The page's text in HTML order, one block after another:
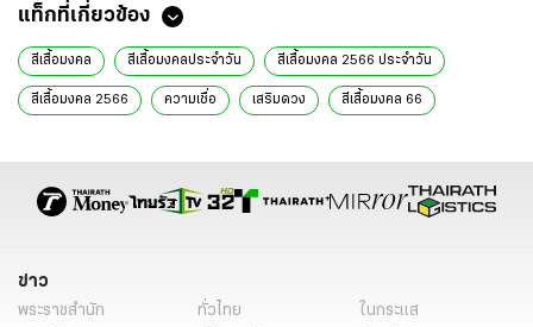
แท็กที่เกี่ยวข้อง
สีเสื้อมงคล สีเสื้อมงคลประจําวัน สีเสื้อมงคล 2566 ประจำวัน
สีเสื้อมงคล 2566 ความเชื่อ เสริมดวง สีเสื้อมงคล 66
สีเสื้อมงคลวันอังคาร 2566/2023
เรื่องเด่น
ข่าว
พระราชสำนัก ทั่วไทย
ในกระแส